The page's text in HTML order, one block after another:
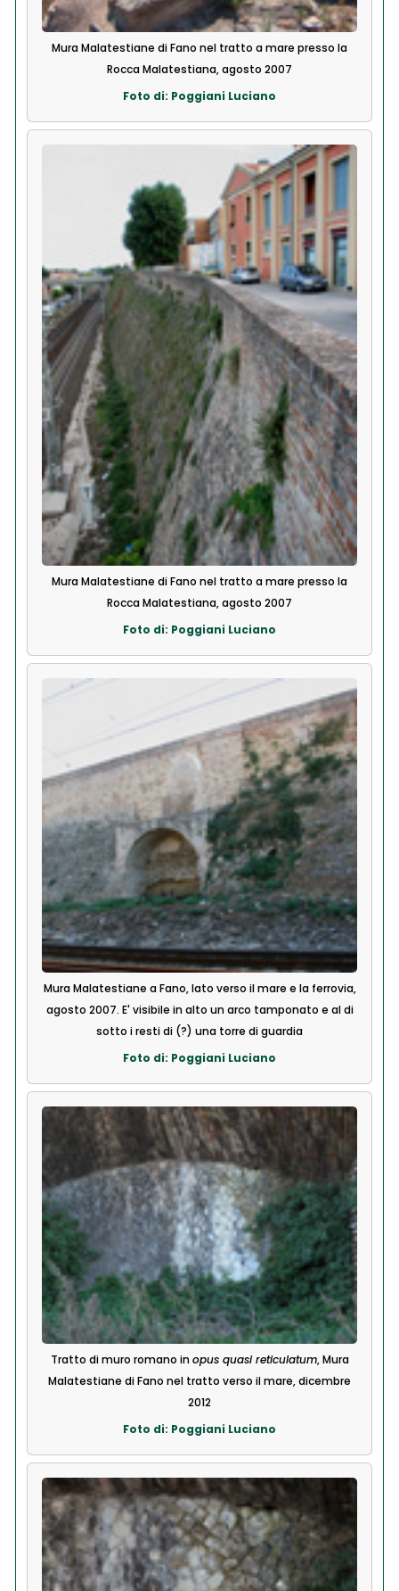
Mura Malatestiane di Fano nel tratto a mare presso la
Rocca Malatestiana, agosto 2007
Foto di: Poggiani Luciano
Mura Malatestiane di Fano nel tratto a mare presso la
Rocca Malatestiana, agosto 2007
Foto di: Poggiani Luciano
Mura Malatestiane a Fano, lato verso il mare e la ferrovia,
agosto 2007. E' visibile in alto un arco tamponato e al di
sotto i resti di (?) una torre di guardia
Foto di: Poggiani Luciano
Tratto di muro romano inopus quasi reticulatum, Mura
Malatestiane di Fano nel tratto verso il mare, dicembre
2012
Foto di: Poggiani Luciano